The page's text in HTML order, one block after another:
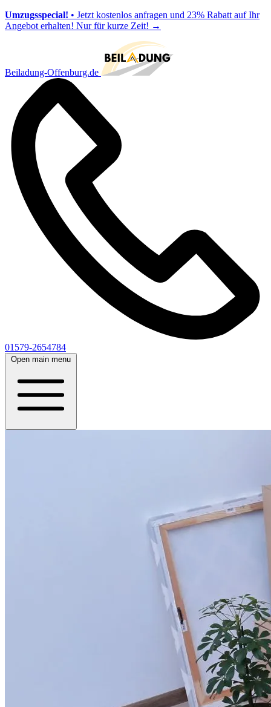
Umzugsspecial! • Jetzt kostenlos anfragen und 23% Rabatt auf Ihr
Angebot erhalten! Nur für kurze Zeit! →
Beiladung-Offenburg.de
01579-2654784
Open main menu